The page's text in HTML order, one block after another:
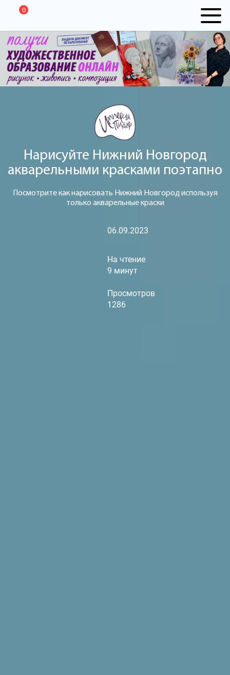
0
Нарисуйте Нижний Новгород
акварельными красками поэтапно
Посмотрите как нарисовать Нижний Новгород используя
только акварельные краски
06.09.2023
На чтение
9 минут
Просмотров
1286